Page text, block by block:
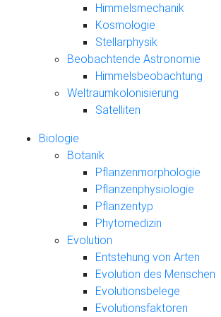
Himmelsmechanik
Kosmologie
Stellarphysik
Beobachtende Astronomie
Himmelsbeobachtung
Weltraumkolonisierung
Satelliten
Biologie
Botanik
Pflanzenmorphologie
Pflanzenphysiologie
Pflanzentyp
Phytomedizin
Evolution
Entstehung von Arten
Evolution des Menschen
Evolutionsbelege
Evolutionsfaktoren